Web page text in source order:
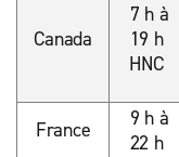
Canada
7 h à
19 h
HNC
France
9 h à
22 h